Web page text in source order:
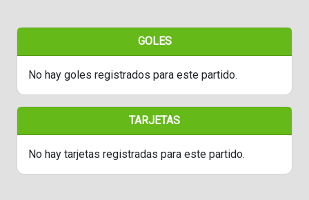
GOLES
No hay goles registrados para este partido.
TARJETAS
No hay tarjetas registradas para este partido.